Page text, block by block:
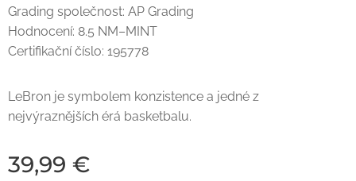
Grading společnost: AP Grading
Hodnocení: 8.5 NM–MINT
Certifikační číslo: 195778
LeBron je symbolem konzistence a jedné z
nejvýraznějších érá basketbalu.
39,99 €